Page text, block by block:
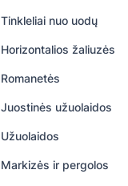
Tinkleliai nuo uodų
Horizontalios žaliuzės
Romanetės
Juostinės užuolaidos
Užuolaidos
Markizės ir pergolos